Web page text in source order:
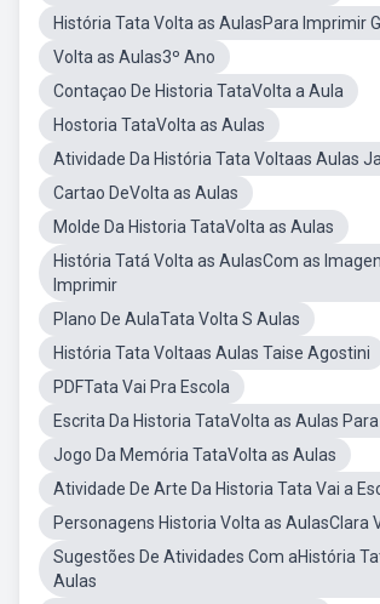
História Tata Volta as AulasPara Imprimir
Volta as Aulas3º Ano
Contaçao De Historia TataVolta a Aula
Hostoria TataVolta as Aulas
Atividade Da História Tata Voltaas Aulas
Cartao DeVolta as Aulas
Molde Da Historia TataVolta as Aulas
História Tatá Volta as AulasCom as
Imprimir
Plano De AulaTata Volta S Aulas
História Tata Voltaas Aulas Taise Agostini
PDFTata Vai Pra Escola
Escrita Da Historia TataVolta as Aulas
Jogo Da Memória TataVolta as Aulas
Atividade De Arte Da Historia Tata Vai a
Personagens Historia Volta as AulasClara
Sugestões De Atividades Com aHistória
Aulas